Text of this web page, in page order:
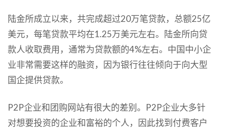
陆金所成立以来，共完成超过20万笔贷款，总额25亿
美元，每笔贷款平均在1.25万美元左右。陆金所向贷
款人收取费用，通常为贷款额的4%左右。中国中小企
业非常需要这样的融资，因为银行往往倾向于向大型
国企提供贷款。
P2P企业和团购网站有很大的差别。P2P企业大多针
对想要投资的企业和富裕的个人，因此找到付费客户